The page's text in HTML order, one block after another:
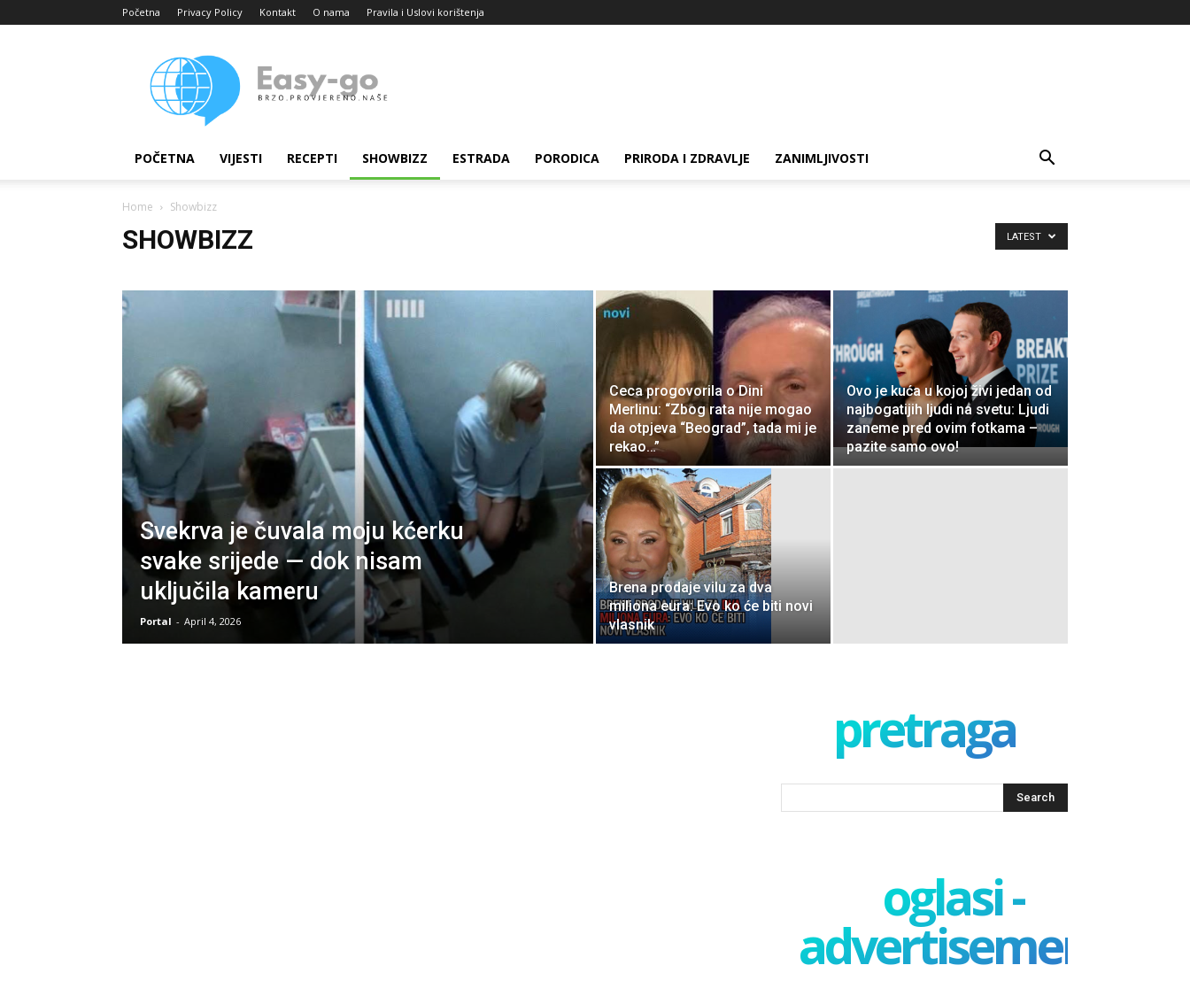
Početna Privacy Policy Kontakt O nama Pravila i Uslovi korištenja
portal
POČETNA VIJESTI RECEPTI SHOWBIZZ ESTRADA PORODICA PRIRODA I ZDRAVLJE ZANIMLJIVOSTI
Home Showbizz
SHOWBIZZ LATEST
Svekrva je čuvala moju kćerku
svake srijede — dok nisam
uključila kameru
Portal - April 4, 2026
Ceca progovorila o Dini
Merlinu: “Zbog rata nije mogao
da otpjeva “Beograd”, tada mi je
rekao…”
Ovo je kuća u kojoj živi jedan od
najbogatijih ljudi na svetu: Ljudi
zaneme pred ovim fotkama –
pazite samo ovo!
Brena prodaje vilu za dva
miliona eura: Evo ko će biti novi
vlasnik
pretraga
oglasi -
advertisement